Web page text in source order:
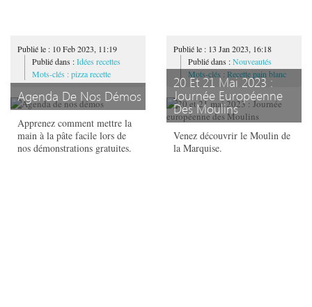
Publié le : 10 Feb 2023, 11:19
Publié dans :Idées recettes
Mots-clés : pizza recette
Publié le : 13 Jan 2023, 16:18
Publié dans :Nouveautés
Mots-clés : Recette pain blanc
Agenda De Nos Démos
Apprenez comment mettre la
main à la pâte facile lors de
nos démonstrations gratuites.
20 Et 21 Mai 2023 :
Journée Européenne
Des Moulins
Venez découvrir le Moulin de
la Marquise.